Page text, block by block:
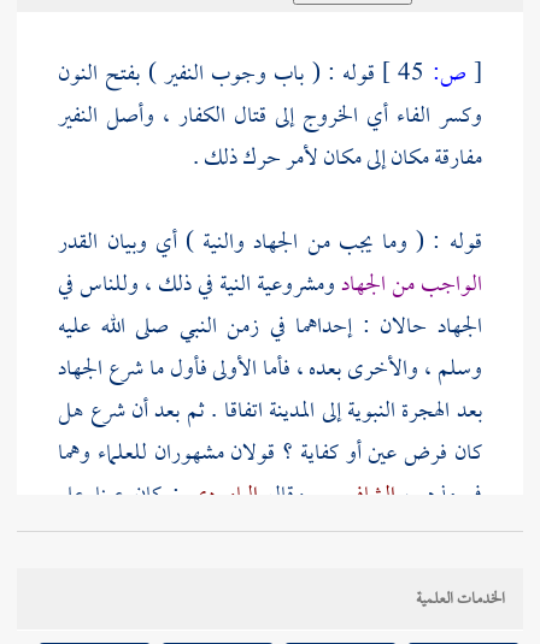
[ص:
قوله : ( باب وجوب النفير ) بفتح النون
وكسر الفاء أي الخروج إلى قتال الكفار ، وأصل النفير
مفارقة مكان إلى مكان لأمر حرك ذلك .
قوله : ( وما يجب من الجهاد والنية ) أي وبيان القدر
الواجب من الجهادومشروعية النية في ذلك ، وللناس في
الجهاد حالان : إحداهما في زمن النبي صلى الله عليه
وسلم ، والأخرى بعده ، فأما الأولى فأول ما شرع الجهاد
بعد الهجرة النبوية إلىالمدينةاتفاقا . ثم بعد أن شرع هل
كان فرض عين أو كفاية ؟ قولان مشهوران للعلماء وهما
في مذهب الشافعي . وقال الماوردي : كان عينا على
المهاجريندون غيرهم ، ويؤيده وجوب الهجرة قبل
الفتح في حق كل من أسلم إلى
السهيليالخدمات العلمية